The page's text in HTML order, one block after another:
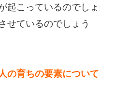
起こっているのでしょ
せているのでしょう
の育ちの要素について